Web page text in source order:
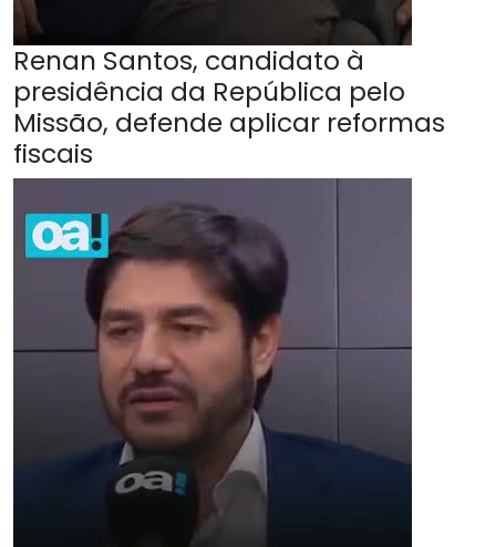
Renan Santos, candidato à
presidência da República pelo
Missão, defende aplicar reformas
fiscais